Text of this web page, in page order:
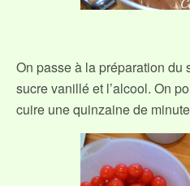
On passe à la préparation du
sucre vanillé et l’alcool. On
cuire une quinzaine de